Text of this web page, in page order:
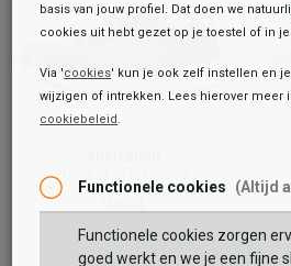
Onze winkelvoorraad
Camaro
129,99
Maat:
149,99
Toegevoegd aan je
basis van jouw profiel. Dat doen we
cookies uit hebt gezet op je toestel of in je
Via 'cookies' kun je ook zelf instellen en
wijzigen of intrekken. Lees hierover meer
cookiebeleid.
Functionele cookies (Altijd
Functionele cookies zorgen
goed werkt en we je een fijne